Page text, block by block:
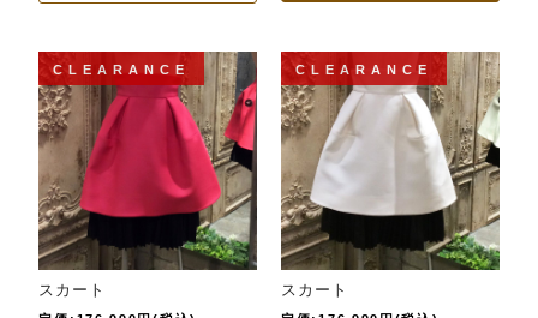
CLEARANCE
スカート
CLEARANCE
スカート